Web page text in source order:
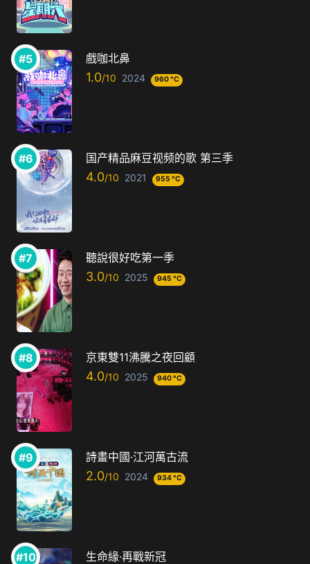
戲咖北鼻
1.0 2024 960 °C
国产精品麻豆视频的歌 第三季
4.0 2021 955 °C
聽說很好吃第一季
3.0 2025 945 °C
京東雙11沸騰之夜回顧
4.0 2025 940 °C
詩畫中國·江河萬古流
2.0 2024 934 °C
生命緣·再戰新冠